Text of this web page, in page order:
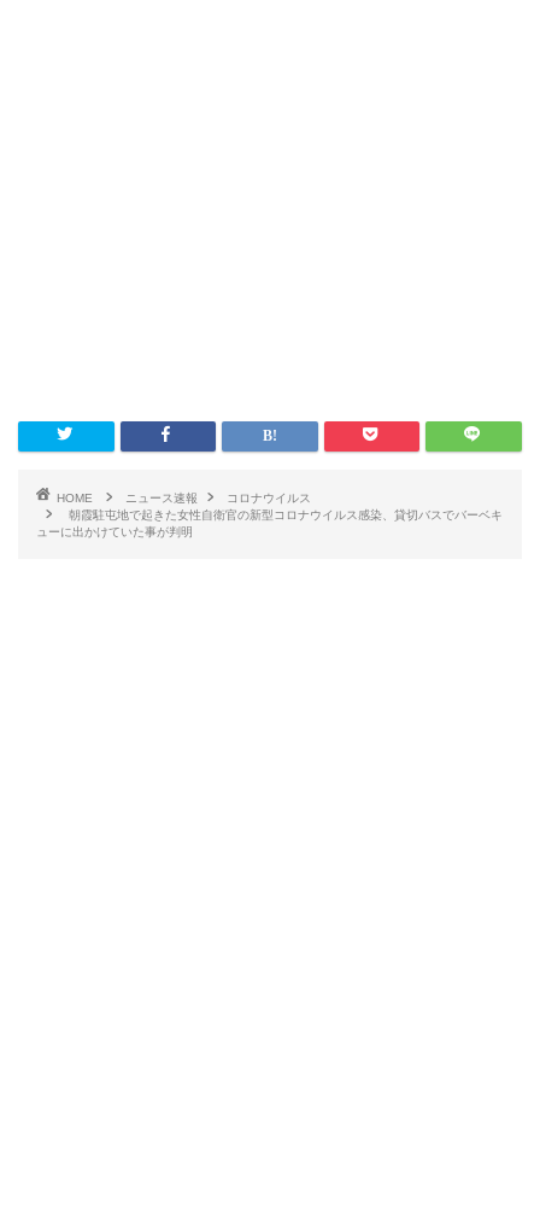
HOME ニュース速報
コロナウイルス
朝霞駐屯地で起きた女性自衛官の新型コロナウイルス感染、貸切バスでバーベキ
ューに出かけていた事が判明